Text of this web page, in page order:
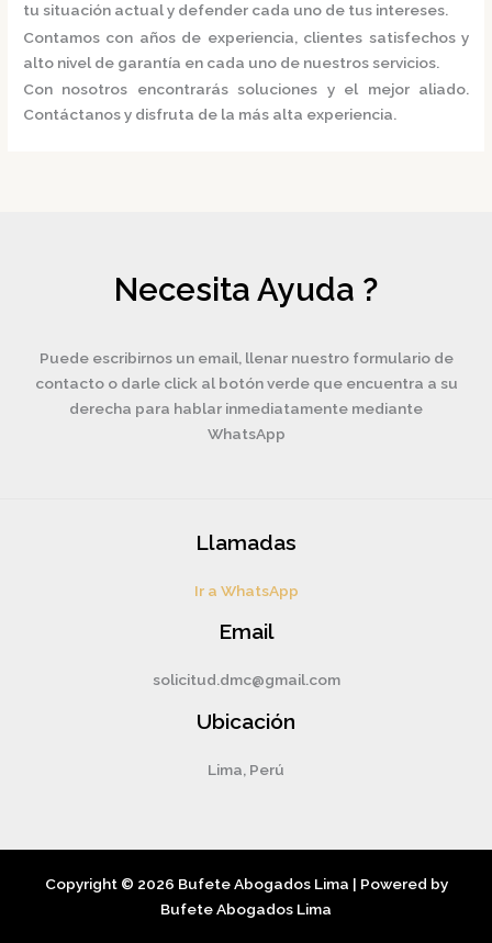
tu situación actual y defender cada uno de tus intereses.
Contamos con años de experiencia, clientes satisfechos y
alto nivel de garantía en cada uno de nuestros servicios.
Con nosotros encontrarás soluciones y el mejor aliado.
Contáctanos y disfruta de la más alta experiencia.
Necesita Ayuda ?
Puede escribirnos un email, llenar nuestro formulario de
contacto o darle click al botón verde que encuentra a su
derecha para hablar inmediatamente mediante
WhatsApp
Llamadas
Ir a WhatsApp
Email
solicitud.dmc@gmail.com
Ubicación
Lima, Perú
Copyright © 2026 Bufete Abogados Lima | Powered by
Bufete Abogados Lima